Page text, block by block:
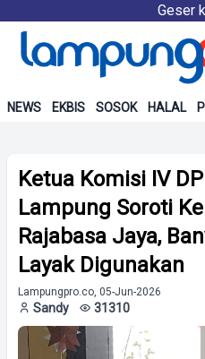
Geser
NEWS EKBIS SOSOK HALAL
Ketua Komisi IV
Lampung Soroti
Rajabasa Jaya,
Layak Digunakan
Lampungpro.co, 05-Jun-2026
Sandy 31310